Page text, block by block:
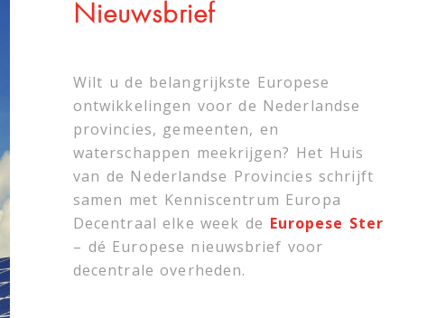
Nieuwsbrief
Wilt u de belangrijkste Europese
ontwikkelingen voor de Nederlandse
provincies, gemeenten, en
waterschappen meekrijgen? Het Huis
van de Nederlandse Provincies schrijft
samen met Kenniscentrum Europa
Decentraal elke week de Europese Ster
– dé Europese nieuwsbrief voor
decentrale overheden.